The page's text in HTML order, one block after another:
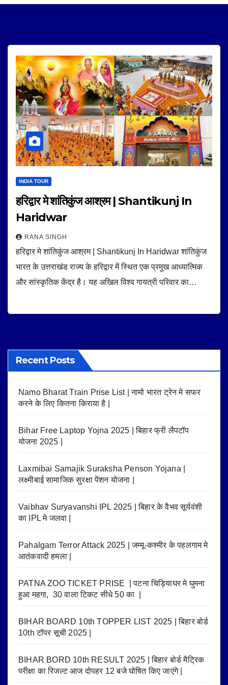
INDIA TOUR
हरिद्वार मे शांतिकुंज आश्रम | Shantikunj In
Haridwar
RANA SINGH
हरिद्वार मे शांतिकुंज आश्रम | Shantikunj In Haridwar शांतिकुंज
भारत के उत्तराखंड राज्य के हरिद्वार में स्थित एक प्रमुख आध्यात्मिक
और सांस्कृतिक केंद्र है। यह अखिल विश्व गायत्री परिवार का…
Recent Posts
Namo Bharat Train Prise List | नामो भारत ट्रेन मे सफर
करने के लिए कितना किराया है |
Bihar Free Laptop Yojna 2025 | बिहार फ्री लैपटॉप
योजना 2025 |
Laxmibai Samajik Suraksha Penson Yojana |
लक्ष्मीबाई सामाजिक सुरक्षा पेंशन योजना |
Vaibhav Suryavanshi IPL 2025 | बिहार के वैभव सूर्यवंशी
का IPL मे जलवा |
Pahalgam Terror Attack 2025 | जम्मू-कश्मीर के पहलगाम मे
आतंकवादी हमला |
PATNA ZOO TICKET PRISE | पटना चिड़ियाघर मे घुमना
हुआ महगा, 30 वाला टिकट सीधे 50 का |
BIHAR BOARD 10th TOPPER LIST 2025 | बिहार बोर्ड
10th टॉपर सूची 2025 |
BIHAR BORD 10th RESULT 2025 | बिहार बोर्ड मैट्रिक
परीक्षा का रिजल्ट आज दोपहर 12 बजे घोषित किए जाएंगे |